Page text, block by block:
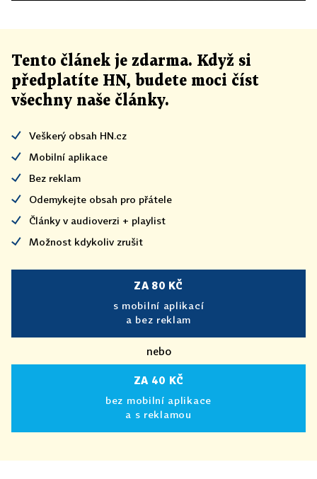
Tento článek je zdarma. Když si
předplatíte HN, budete moci číst
všechny naše články.
Veškerý obsah HN.cz
Mobilní aplikace
Bez reklam
Odemykejte obsah pro přátele
Články v audioverzi + playlist
Možnost kdykoliv zrušit
ZA 80 KČ
s mobilní aplikací
a bez reklam
nebo
ZA 40 KČ
bez mobilní aplikace
a s reklamou